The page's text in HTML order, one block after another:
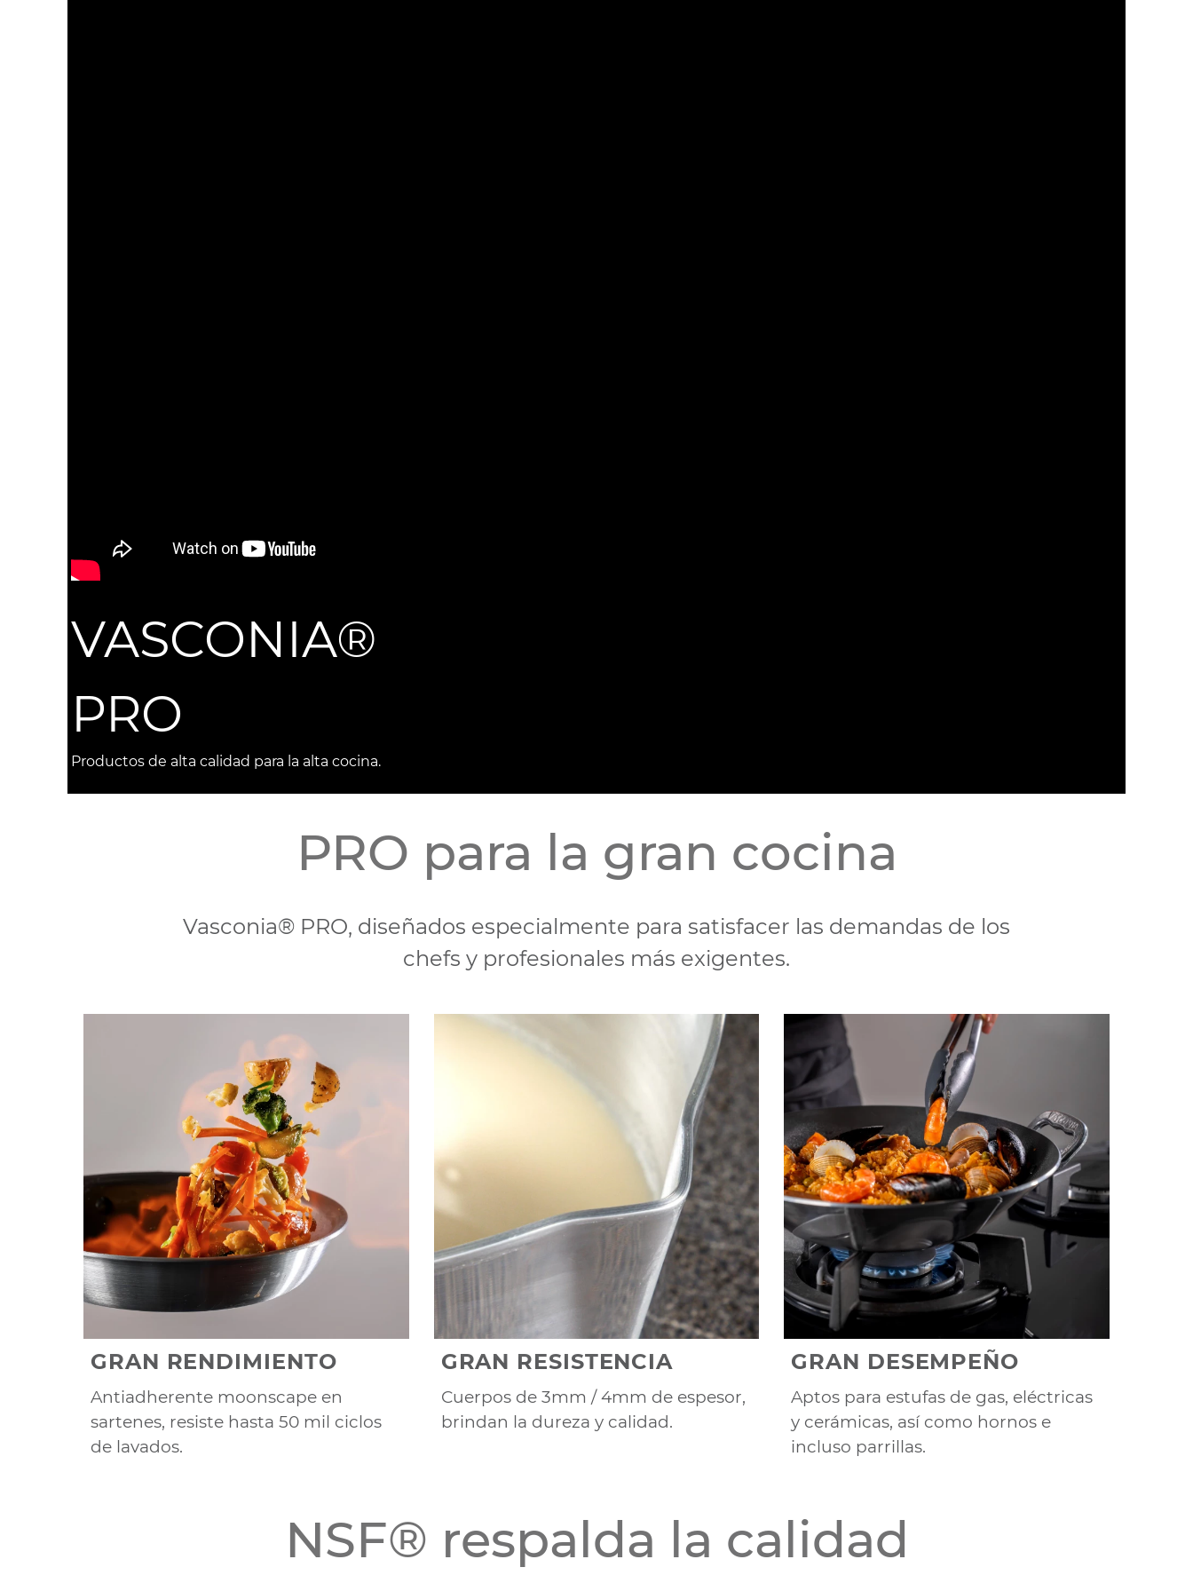
VASCONIA®
PRO
Productos de alta calidad para la alta cocina.
PRO para la gran cocina
Vasconia® PRO, diseñados especialmente para satisfacer las demandas de los
chefs y profesionales más exigentes.
GRAN RENDIMIENTO
Antiadherente moonscape en
sartenes, resiste hasta 50 mil ciclos
de lavados.
GRAN RESISTENCIA
Cuerpos de 3mm / 4mm de espesor,
brindan la dureza y calidad.
GRAN DESEMPEÑO
Aptos para estufas de gas, eléctricas
y cerámicas, así como hornos e
incluso parrillas.
NSF® respalda la calidad